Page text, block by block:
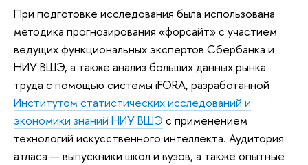
При подготовке исследования была использована
методика прогнозирования «форсайт» с участием
ведущих функциональных экспертов Сбербанка и
НИУ ВШЭ, а также анализ больших данных рынка
труда с помощью системы iFORA, разработанной
Институтом статистических исследований и
экономики знаний НИУ ВШЭ с применением
технологий искусственного интеллекта. Аудитория
атласа — выпускники школ и вузов, а также опытные